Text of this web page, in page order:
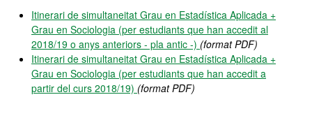
Itinerari de simultaneitat Grau en Estadística Aplicada +
Grau en Sociologia (per estudiants que han accedit al
2018/19 o anys anteriors - pla antic -) (format PDF)
Itinerari de simultaneitat Grau en Estadística Aplicada +
Grau en Sociologia (per estudiants que han accedit a
partir del curs 2018/19) (format PDF)